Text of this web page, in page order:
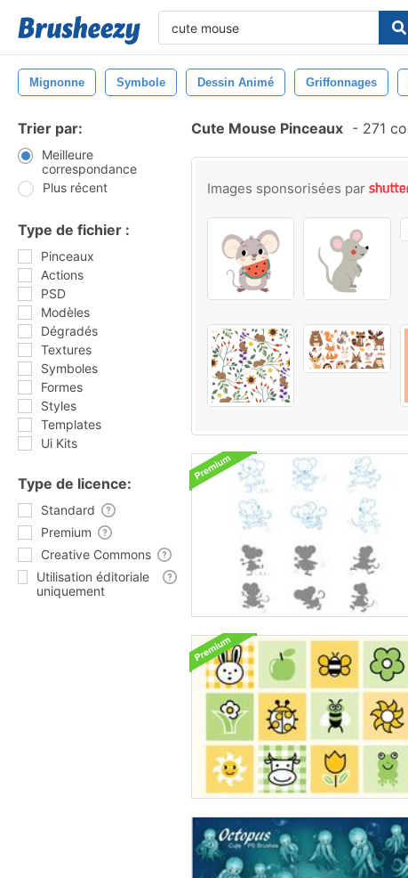
Mignonne Symbole Dessin Animé Griffonnages
Trier par:
Meilleure
correspondance
Plus récent
Type de fichier :
Pinceaux
Actions
PSD
Modèles
Dégradés
Textures
Symboles
Formes
Styles
Templates
Ui Kits
Type de licence:
Standard
Premium
Creative Commons
Utilisation éditoriale
uniquement
Cute Mouse Pinceaux - 271
Images sponsorisées par